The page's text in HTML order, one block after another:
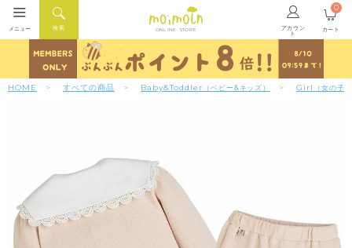
ONLINE STORE アカウン
ト
検索
メニュー カート
0
HOME すべての商品 Baby&Toddler （ベビー&キッズ） Girl （女の子）